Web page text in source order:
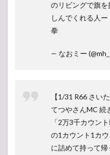
のリビングで旗
しんでくれる人
拳
— なおミー
【1/31 R66 さいた
てつやさんMC 続
「2万3千カウン
の1カウント1カ
に詰めて持って